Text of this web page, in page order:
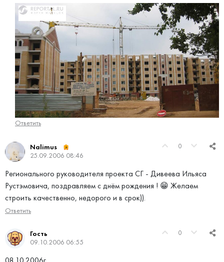
Ответить
0
Nalimus
25.09.2006 08:46
Регионального руководителя проекта СГ - Дивеева Ильяса
Рустэмовича, поздравляем с днём рождения ! 😁 Желаем
строить качественно, недорого и в срок)).
Ответить
0
Гость
09.10.2006 06:55